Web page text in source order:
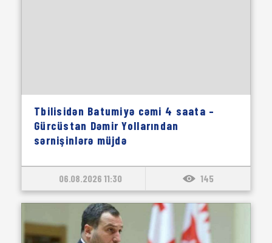
Tbilisidən Batumiyə cəmi 4 saata –
Gürcüstan Dəmir Yollarından
sərnişinlərə müjdə
06.08.2026 11:30 145